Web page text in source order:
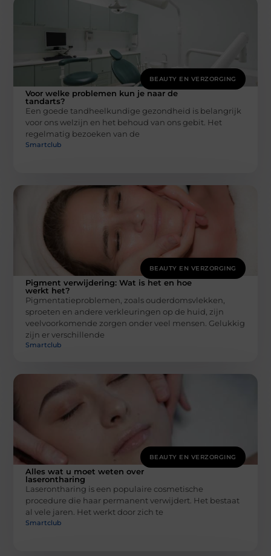
BEAUTY EN VERZORGING
Voor welke problemen kun je naar de
tandarts?
Een goede tandheelkundige gezondheid is belangrijk
voor ons welzijn en het behoud van ons gebit. Het
regelmatig bezoeken van de
Smartclub
BEAUTY EN VERZORGING
Pigment verwijdering: Wat is het en hoe
werkt het?
Pigmentatieproblemen, zoals ouderdomsvlekken,
sproeten en andere verkleuringen op de huid, zijn
veelvoorkomende zorgen onder veel mensen. Gelukkig
zijn er verschillende
Smartclub
BEAUTY EN VERZORGING
Alles wat u moet weten over
laserontharing
Laserontharing is een populaire cosmetische
procedure die haar permanent verwijdert. Het bestaat
al vele jaren. Het werkt door zich te
Smartclub